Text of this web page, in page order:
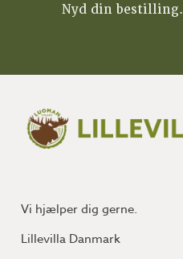
Nyd din bestilling.
Vi hjælper dig gerne.
Lillevilla Danmark